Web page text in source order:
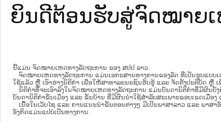
ຍິນດີຕ້ອນຮັບສູ່ຈົດໝາຍເ
ນີ້ແມ່ນ ຈົດໝາຍເຫດທາງລັດຖະການ ຂອງ ສປປ ລາວ.
ຈົດໝາຍເຫດທາງລັດຖະການ ແມ່ນ​ເອ​ກະ​ສານ​ທາງ​ການ​ຂອງ​ລັດ ທີ່​ເປັນ​ຮູບ​ແບບ​
ໃຊ້ແລ້ວ ຫຼື ເອົາຮ່າງນິຕິກໍາ ເພື່ອໃຫ້​ສາ​ທາ​ລະ​ນະ​ຊົນ​ຮັບ​ຮູ້ ແລະ ຈັດ​ຕັ້ງ​ປະ​ຕິ​ບັດ ຫຼື
ນິ​ຕິ​ກຳ​ທີ່​ຈະ​ເອົາ​ລົງ​ໃນ​ຈົດ​ໝາຍ​ເຫດ​ທາງ​ລັດ​ຖະ​ການ ​ແມ່ນ​ບັນ​ດາ​ນິ​ຕິ​ກຳ​ທີ່​ມີ​ຜົນ​ບັ
ບັນ​ດານິ​ຕິ​ກຳ​ຂັ້ນ​ເມືອງ ແລະ ຂັ້ນ​ບ້ານ ​ທີ່​ມີ​ຜົນ​ນຳ​ໃຊ້​ສຳ​ລັບ​ສະ​ເພາະ​ຂອບ​ເຂດ​ເມືອງ
ເນື້ອໃນ​ເວັບ​ໄຊ​ ແລະ ການແນະນໍາຂັ້ນຕອນຕ່າງໆ ມີເປັນພາສາລາວ ແລະ ພາສ
ອັງກິດແມ່ນແປບໍ່ເປັນທາງການ.